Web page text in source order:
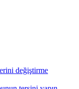
değiştirme